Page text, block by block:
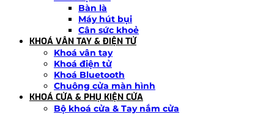
Bàn là
Máy hút bụi
Cân sức khoẻ
KHOÁ VÂN TAY & ĐIỆN TỬ
Khoá vân tay
Khoá điện tử
Khoá Bluetooth
Chuông cửa màn hình
KHOÁ CỬA & PHỤ KIỆN CỬA
Bộ khoá cửa & Tay nắm cửa